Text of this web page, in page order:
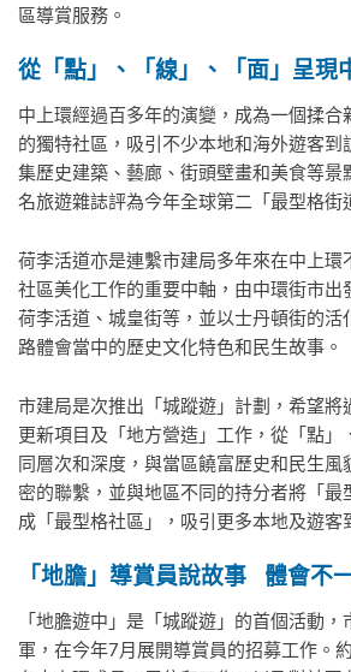
區導賞服務。
從「點」、「線」、「面」呈現
中上環經過百多年的演變，成為一個揉合
的獨特社區，吸引不少本地和海外遊客到
集歷史建築、藝廊、街頭壁畫和美食等景
名旅遊雜誌評為今年全球第二「最型格街
荷李活道亦是連繫市建局多年來在中上環
社區美化工作的重要中軸，由中環街市出
荷李活道、城皇街等，並以士丹頓街的活
路體會當中的歷史文化特色和民生故事。
市建局是次推出「城蹤遊」計劃，希望將
更新項目及「地方營造」工作，從「點」
同層次和深度，與當區饒富歷史和民生風
密的聯繫，並與地區不同的持分者將「最
成「最型格社區」，吸引更多本地及遊客
「地膽」導賞員說故事 體會不
「地膽遊中」是「城蹤遊」的首個活動
軍，在今年7月展開導賞員的招募工作。